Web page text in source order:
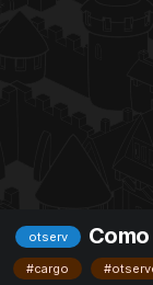
otserv
#cargo